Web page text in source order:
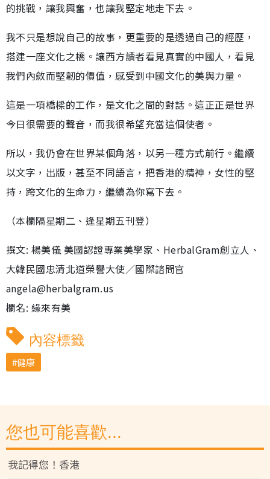
的挑戰，讓我興奮，也讓我堅定地走下去。
我不只是想說自己的故事，更重要的是透過自己的經歷，
搭建一座文化之橋。讓西方讀者看見真實的中國人，看見
我們內斂而堅韌的價值，感受到中國文化的美與力量。
這是一項橋樑的工作，是文化之間的對話。這正正是世界
今日很需要的聲音，而我很希望充當這個使者。
所以，我仍會在世界某個角落，以另一種方式前行。繼續
以文字，出版，甚至不同語言，把香港的精神，女性的堅
持，跨文化的生命力，繼續為你寫下去。
（本欄隔星期二、逢星期五刊登）
撰文: 楊美儀 美國認證專業美學家、HerbalGram創立人、
大韓民國忠清北道榮譽大使／國際諮問官
angela@herbalgram.us
欄名: 緣來有美
內容標籤
健康
您也可能喜歡...
我記得您！香港